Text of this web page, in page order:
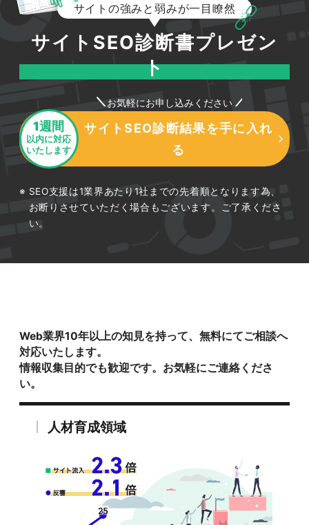
サイトの強みと弱みが一目瞭然
サイトSEO診断書プレゼン
ト
お気軽にお申し込みください
1週間
以内に対応
いたします
サイトSEO診断結果を手に入れ
る
SEO支援は1業界あたり1社までの先着順となります為、
お断りさせていただく場合もございます。ご了承くださ
い。
Web業界10年以上の知見を持って、無料にてご相談へ
対応いたします。
情報収集目的でも歓迎です。お気軽にご連絡くださ
い。
人材育成領域